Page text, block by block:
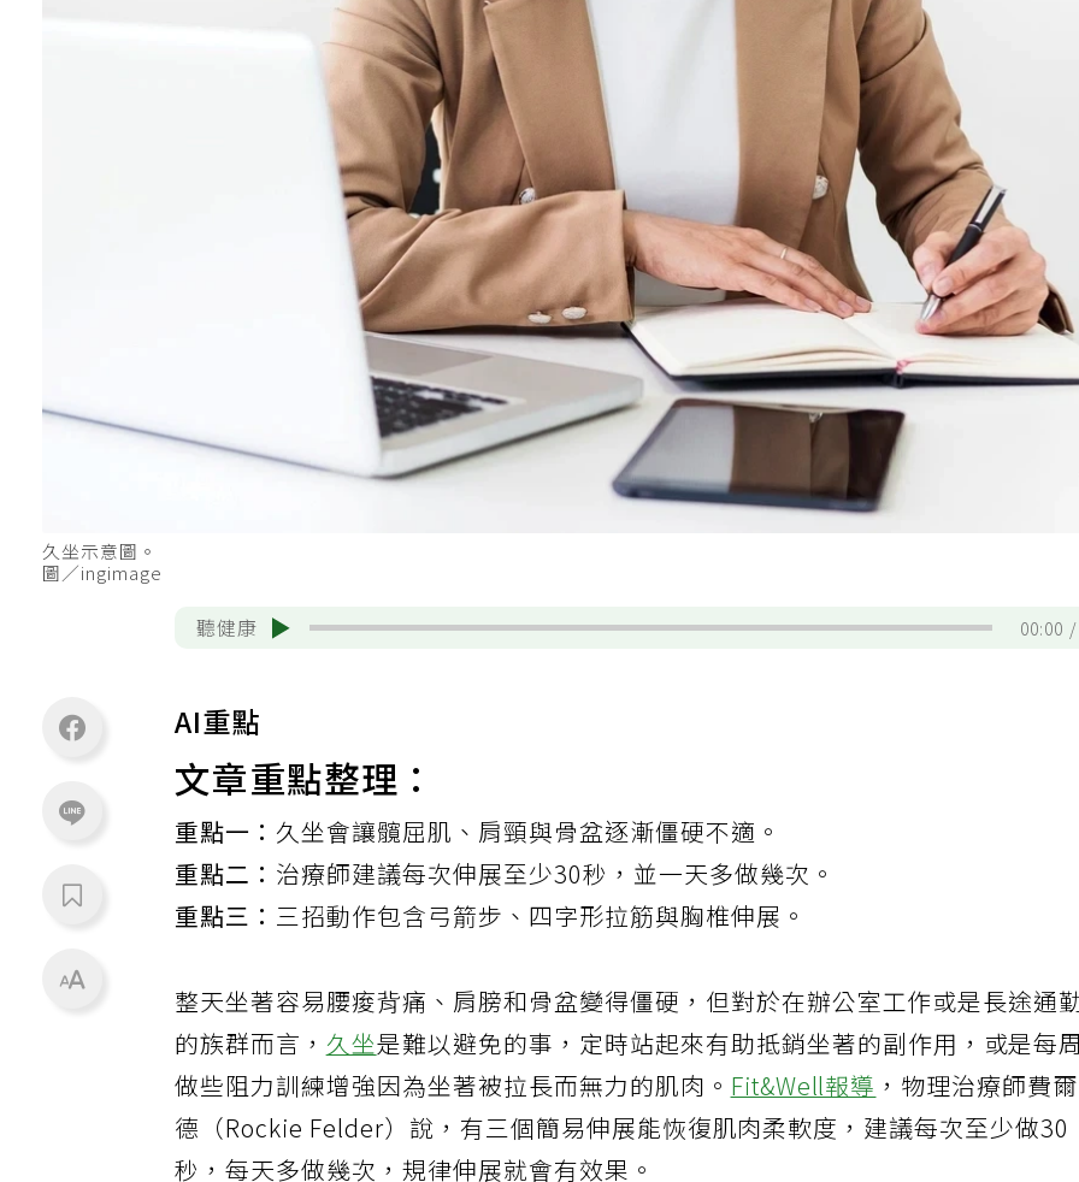
久坐示意圖。
圖／ingimage
聽健康 00:00
AI重點
文章重點整理：
重點一： 久坐會讓髖屈肌、肩頸與骨盆逐漸僵硬不適。
重點二： 治療師建議每次伸展至少30秒，並一天多做幾次。
重點三： 三招動作包含弓箭步、四字形拉筋與胸椎伸展。
整天坐著容易腰痠背痛、肩膀和骨盆變得僵硬，但對於在辦公室工作或是長途通
的族群而言，久坐是難以避免的事，定時站起來有助抵銷坐著的副作用，或是每
做些阻力訓練增強因為坐著被拉長而無力的肌肉。Fit&Well報導 ，物理治療師費
德（Rockie Felder）說，有三個簡易伸展能恢復肌肉柔軟度，建議每次至少做30